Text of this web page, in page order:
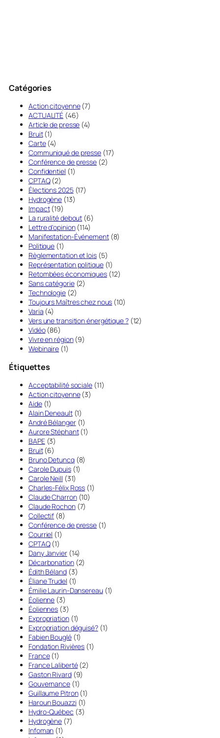
Catégories
Action citoyenne(7)
ACTUALITÉ (46)
Article de presse (4)
Bruit(1)
Carte(4)
Communiqué de presse (17)
Conférence de presse (2)
Confidentiel (1)
CPTAQ(2)
Élections 2025(17)
Hydrogène (13)
Impact(19)
La ruralité debout (6)
Lettre d'opinion(114)
Manifestation-Événement(8)
Politique (1)
Règlementation et lois(5)
Représentation politique(1)
Retombées économiques(12)
Sans catégorie(2)
Technologie(2)
Toujours Maîtres chez nous (10)
Varia (4)
Vers une transition énergétique ?(12)
Vidéo(86)
Vivre en région(9)
Webinaire (1)
Étiquettes
Acceptabilité sociale(11)
Action citoyenne(3)
Aide(1)
Alain Deneault(1)
André Bélanger(1)
Aurore Stéphant(1)
BAPE(3)
Bruit(6)
Bruno Detuncq(8)
Carole Dupuis(1)
Carole Neill (31)
Charles-Félix Ross (1)
Claude Charron(10)
Claude Rochon(7)
Collectif (8)
Conférence de presse (1)
Courriel (1)
CPTAQ(1)
Dany Janvier(14)
Décarbonation(2)
Édith Béland(3)
Éliane Trudel (1)
Émilie Laurin-Dansereau(1)
Éolienne (3)
Éoliennes (3)
Expropriation(1)
Expropriation déguisé?(1)
Fabien Bouglé(1)
Fondation Rivières (1)
France(1)
France Laliberté(2)
Gaston Rivard(9)
Gouvernance(1)
Guillaume Pitron(1)
Haroun Bouazzi (1)
Hydro-Québec (3)
Hydrogène (7)
Infoman (1)